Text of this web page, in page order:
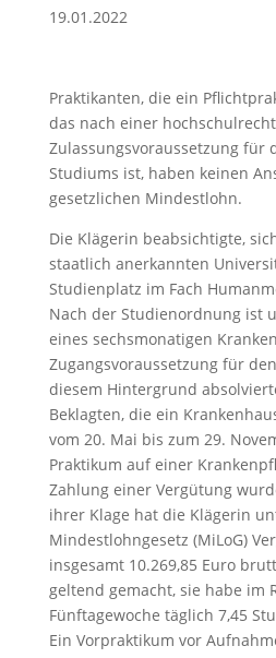
19.01.2022
Praktikanten, die ein
das nach einer
Zulassungsvoraussetzung für
Studiums ist, haben keinen
gesetzlichen Mindestlohn.
Die Klägerin beabsichtigte,
staatlich anerkannten
Studienplatz im Fach
Nach der Studienordnung ist
eines sechsmonatigen
Zugangsvoraussetzung für
diesem Hintergrund
Beklagten, die ein
vom 20. Mai bis zum 29.
Praktikum auf einer
Zahlung einer Vergütung
ihrer Klage hat die Klägerin
Mindestlohngesetz (MiLoG)
insgesamt 10.269,85 Euro
geltend gemacht, sie habe im
Fünftagewoche täglich 7,45
Ein Vorpraktikum vor